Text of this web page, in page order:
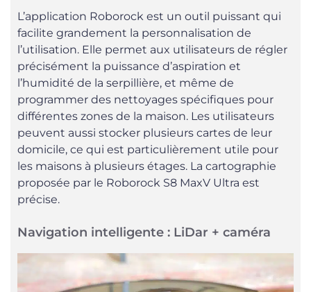
L’application Roborock est un outil puissant qui
facilite grandement la personnalisation de
l’utilisation. Elle permet aux utilisateurs de régler
précisément la puissance d’aspiration et
l’humidité de la serpillière, et même de
programmer des nettoyages spécifiques pour
différentes zones de la maison. Les utilisateurs
peuvent aussi stocker plusieurs cartes de leur
domicile, ce qui est particulièrement utile pour
les maisons à plusieurs étages. La cartographie
proposée par le Roborock S8 MaxV Ultra est
précise.
Navigation intelligente : LiDar + caméra